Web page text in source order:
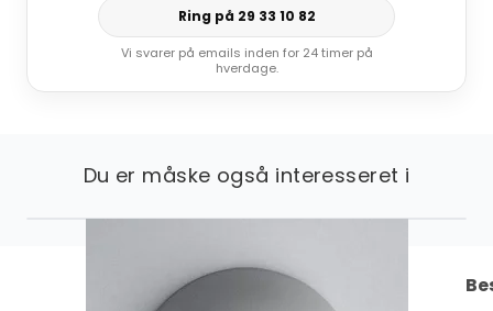
Ring på 29 33 10 82
Vi svarer på emails inden for 24 timer på
hverdage.
Du er måske også interesseret i